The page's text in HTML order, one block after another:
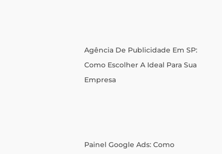
Agência De Publicidade Em SP:
Como Escolher A Ideal Para Sua
Empresa
Painel Google Ads: Como